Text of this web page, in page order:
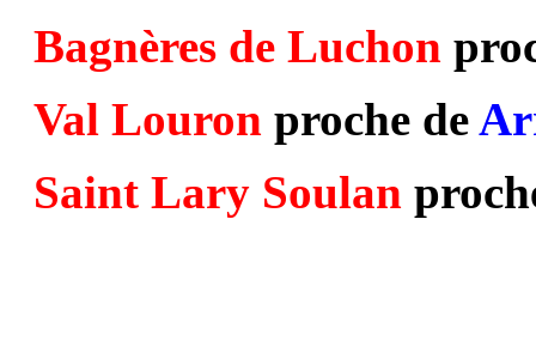
Bagnères de Luchon
Val Louron proche de
Saint Lary Soulan